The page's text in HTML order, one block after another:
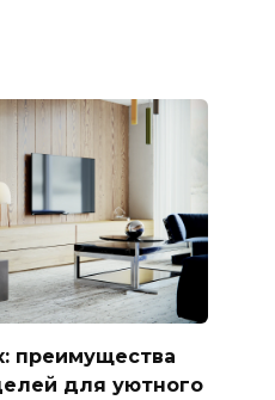
преимущества
для уютного